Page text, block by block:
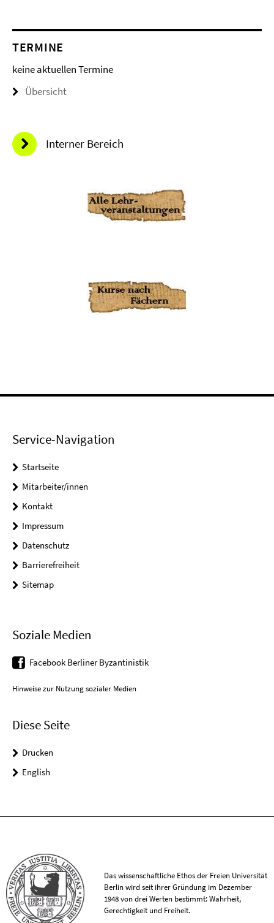
TERMINE
keine aktuellen Termine
Übersicht
Interner Bereich
Service-Navigation
Startseite
Mitarbeiter/innen
Kontakt
Impressum
Datenschutz
Barrierefreiheit
Sitemap
Soziale Medien
Facebook Berliner Byzantinistik
Hinweise zur Nutzung sozialer Medien
Diese Seite
Drucken
English
Das wissenschaftliche Ethos der Freien Universität
Berlin wird seit ihrer Gründung im Dezember
1948 von drei Werten bestimmt: Wahrheit,
Gerechtigkeit und Freiheit.